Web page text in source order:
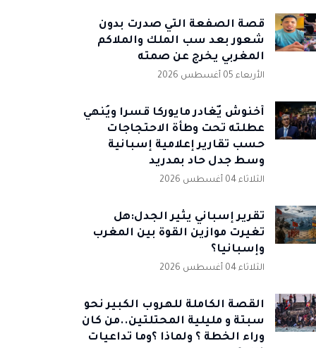
قصة الصفعة التي صدرت بدون
شعور بعد سب الملك والملاكم
المغربي يخرج عن صمته
الأربعاء 05 أغسطس 2026
أخنوش يٌغادر مايوركا قسرا ويُنهي
عطلته تحت وطأة الاحتجاجات
حسب تقارير إعلامية إسبانية
وسط جدل حاد بمدريد
الثلاثاء 04 أغسطس 2026
تقرير إسباني يثير الجدل:هل
تغيرت موازين القوة بين المغرب
وإسبانيا؟
الثلاثاء 04 أغسطس 2026
القصة الكاملة للهروب الكبير نحو
سبتة و مليلية المحتلتين..من كان
وراء الخطة ؟ ولماذا ؟وما تداعيات